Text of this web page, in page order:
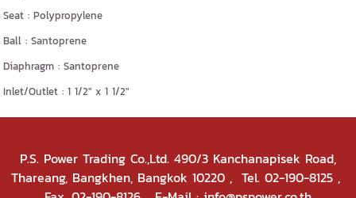
Seat : Polypropylene
Ball : Santoprene
Diaphragm : Santoprene
Inlet/Outlet : 1 1/2" x 1 1/2"
P.S. Power Trading Co.,Ltd. 490/3 Kanchanapisek Road,
Thareang, Bangkhen, Bangkok 10220 , Tel. 02-190-8125 ,